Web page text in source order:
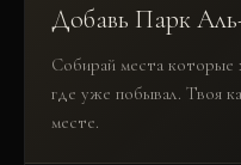
Добавь Парк
Собирай места которые
где уже побывал. Твоя
месте.